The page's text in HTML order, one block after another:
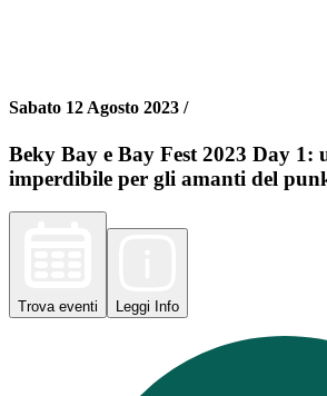
Sabato 12 Agosto 2023 /
Beky Bay e Bay Fest 2023 Day 1:
imperdibile per gli amanti del
Trova eventi Leggi Info